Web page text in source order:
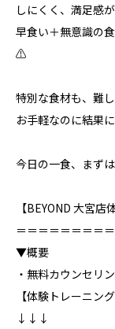
しにくく、満足感
早食い＋無意識の
⚠️
特別な食材も、難
お手軽なのに結果
今日の一食、まず
【BEYOND 大宮店
＝＝＝＝＝＝＝＝
▼概要
・無料カウンセリ
【体験トレーニング
↓↓↓